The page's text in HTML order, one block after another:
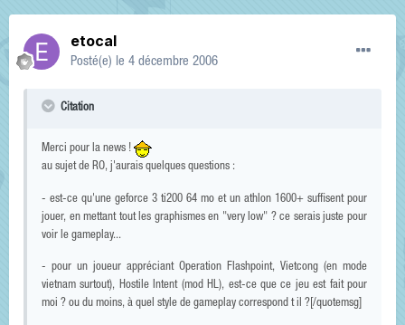
etocal
Posté(e) le 4 décembre 2006
Citation
Merci pour la news !
au sujet de RO, j'aurais quelques questions :
- est-ce qu'une geforce 3 ti200 64 mo et un athlon 1600+ suffisent pour
jouer, en mettant tout les graphismes en "very low" ? ce serais juste pour
voir le gameplay...
- pour un joueur appréciant Operation Flashpoint, Vietcong (en mode
vietnam surtout), Hostile Intent (mod HL), est-ce que ce jeu est fait pour
moi ? ou du moins, à quel style de gameplay correspond t il ?[/quotemsg]